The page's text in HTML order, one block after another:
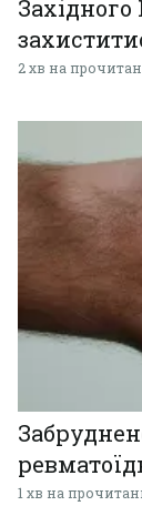
2 хв на
1 хв на